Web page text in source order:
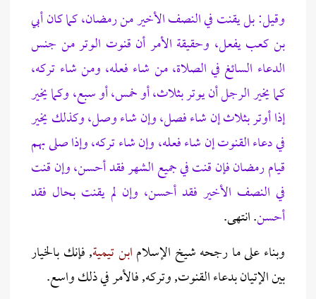
وقيل: بل يقنت في النصف الأخير من رمضان، كما كان أبي
بن كعب يفعل، وحقيقة الأمر أن قنوت الوتر من جنس
الدعاء السائغ في الصلاة، من شاء فعله، ومن شاء تركه،
كما يخير الرجل أن يوتر بثلاث، أو خمس، أو سبع، وكما يخير
إذا أوتر بثلاث إن شاء فصل، وإن شاء وصل، وكذلك يخير
في دعاء القنوت إن شاء فعله، وإن شاء تركه، وإذا صلى بهم
قيام رمضان فإن قنت في جميع الشهر فقد أحسن، وإن قنت
في النصف الأخير فقد أحسن، وإن لم يقنت بحال فقد
أحسن. انتهى.
وبناء على ما رجحه شيخ الإسلامابن تيمية, فإنك بالخيار
بين الإتيان بدعاء القنوت, وتركه, فالأمر في ذلك واسع.